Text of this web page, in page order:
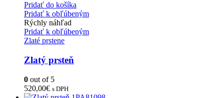
Pridať do košíka
Pridať k obľúbeným
Rýchly náhľad
Pridať k obľúbeným
Zlaté prstene
Zlatý prsteň
0 out of 5
520,00€ s DPH